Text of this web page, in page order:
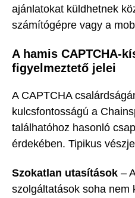
ajánlatokat küldhetnek
számítógépre vagy a
A hamis CAPTCHA-
figyelmeztető jelei
A CAPTCHA
kulcsfontosságú a
találhatóhoz hasonló
érdekében. Tipikus
Szokatlan utasítások –
szolgáltatások soha nem